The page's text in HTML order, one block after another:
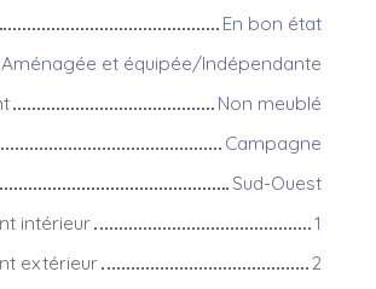
En bon état
Aménagée et équipée/Indépendante
Non meublé
Campagne
Sud-Ouest
intérieur
1
extérieur
2